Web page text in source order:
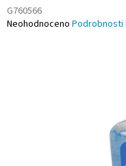
G760566
Průměrné
Neohodnoceno Podrobnosti